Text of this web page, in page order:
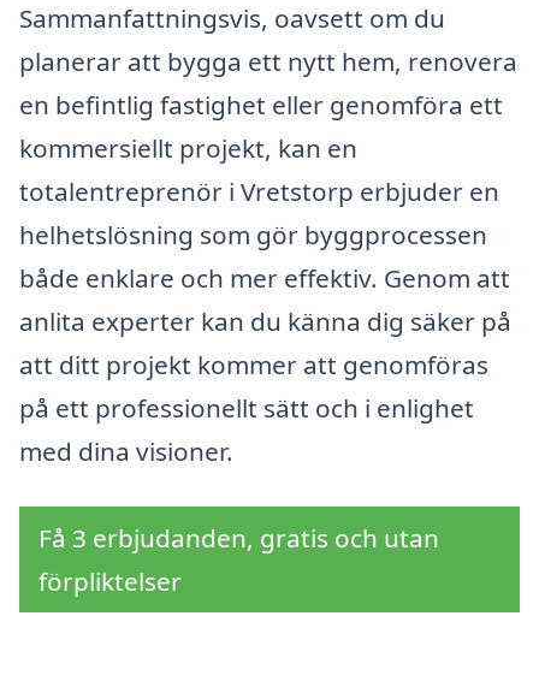
Sammanfattningsvis, oavsett om du
planerar att bygga ett nytt hem, renovera
en befintlig fastighet eller genomföra ett
kommersiellt projekt, kan en
totalentreprenör i Vretstorp erbjuder en
helhetslösning som gör byggprocessen
både enklare och mer effektiv. Genom att
anlita experter kan du känna dig säker på
att ditt projekt kommer att genomföras
på ett professionellt sätt och i enlighet
med dina visioner.
Få 3 erbjudanden, gratis och utan
förpliktelser